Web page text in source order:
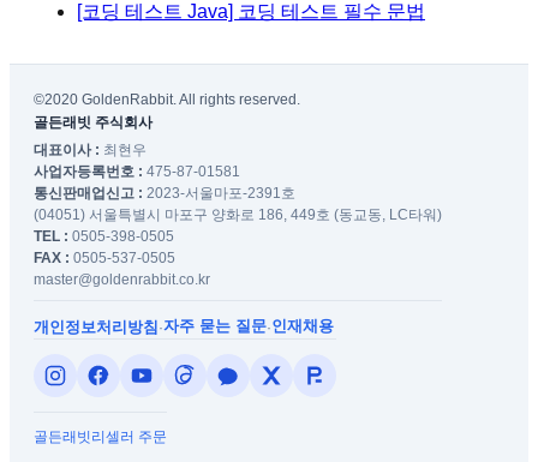
[코딩 테스트 Java] 코딩 테스트 필수 문법
©2020 GoldenRabbit. All rights reserved.
골든래빗 주식회사
대표이사 : 최현우
사업자등록번호 : 475-87-01581
통신판매업신고 : 2023-서울마포-2391호
(04051) 서울특별시 마포구 양화로 186, 449호 (동교동, LC타워)
TEL : 0505-398-0505
FAX : 0505-537-0505
master@goldenrabbit.co.kr
개인정보처리방침 ·자주 묻는 질문·인재채용
골든래빗리셀러 주문